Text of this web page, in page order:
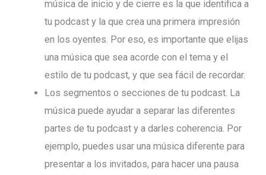
música de inicio y de cierre es la que identifica a
tu podcast y la que crea una primera impresión
en los oyentes. Por eso, es importante que elijas
una música que sea acorde con el tema y el
estilo de tu podcast, y que sea fácil de recordar.
Los segmentos o secciones de tu podcast. La
música puede ayudar a separar las diferentes
partes de tu podcast y a darles coherencia. Por
ejemplo, puedes usar una música diferente para
presentar a los invitados, para hacer una pausa